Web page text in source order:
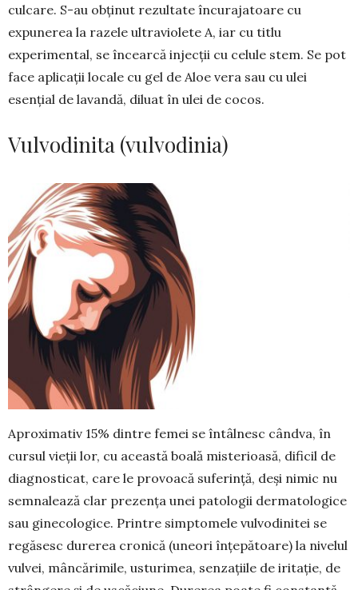
culcare. S-au obținut rezultate încuraja­toare cu
expunerea la razele ultraviolete A, iar cu titlu
experimental, se încearcă injecții cu celule stem. Se pot
face apli­cații locale cu gel de Aloe vera sau cu ulei
esențial de lavandă, diluat în ulei de cocos.
Vulvodinita (vulvodinia)
Aproximativ 15% dintre femei se întâlnesc când­va, în
cursul vieții lor, cu această boală miste­rioa­să, dificil de
diagnosticat, care le provoacă suferință, deși nimic nu
semnalează clar prezența unei patologii dermatologice
sau ginecologice. Prin­tre simptomele vulvodinitei se
regăsesc dure­rea cronică (uneori înțepătoare) la nivelul
vulvei, mân­cărimile, usturimea, senzațiile de iritație, de